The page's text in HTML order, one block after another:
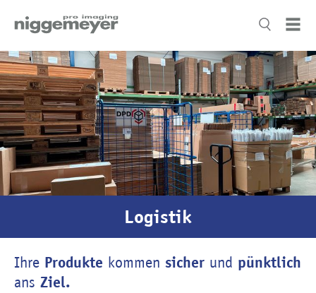
Logistik
Ihre Produkte kommen sicher und pünktlich
ans Ziel.